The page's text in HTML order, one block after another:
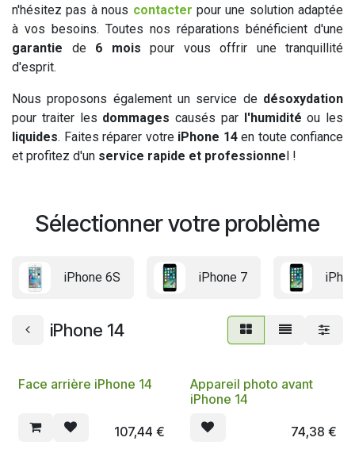
n'hésitez pas à nous contacter pour une solution adaptée
à vos besoins. Toutes nos réparations bénéficient d'une
garantie de 6 mois pour vous offrir une tranquillité
d'esprit.
Nous proposons également un service de désoxydation
pour traiter les dommages causés par l'humiditéou les
liquides. Faites réparer votre iPhone 14en toute confiance
et profitez d'un service rapide et professionnel !
Sélectionner votre problème
iPhone 6S iPhone 7
iPhone 14
Face arrière iPhone 14
107,44 €
Appareil photo avant
iPhone 14
74,38 €